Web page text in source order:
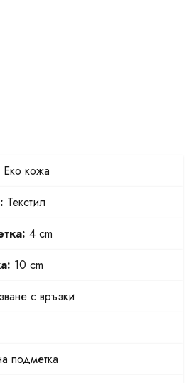
Еко кожа
Текстил
4 cm
10 cm
с връзки
подметка